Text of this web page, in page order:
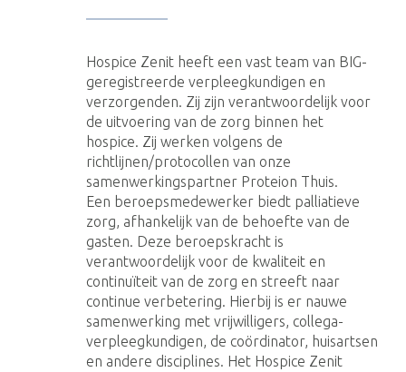
Hospice Zenit heeft een vast team van BIG-
geregistreerde verpleegkundigen en
verzorgenden. Zij zijn verantwoordelijk voor
de uitvoering van de zorg binnen het
hospice. Zij werken volgens de
richtlijnen/protocollen van onze
samenwerkingspartner Proteion Thuis.
Een beroepsmedewerker biedt palliatieve
zorg, afhankelijk van de behoefte van de
gasten. Deze beroepskracht is
verantwoordelijk voor de kwaliteit en
continuïteit van de zorg en streeft naar
continue verbetering. Hierbij is er nauwe
samenwerking met vrijwilligers, collega-
verpleegkundigen, de coördinator, huisartsen
en andere disciplines. Het Hospice Zenit